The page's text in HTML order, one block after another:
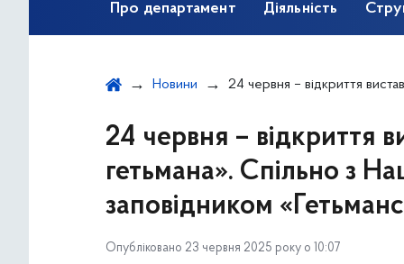
Про департамент Діяльність
Новини 24 червня – відкриття виставки «Пилип Орлик – шлях гетьмана». Спільно з Національним
24 червня – відкриття
гетьмана». Спільно з
заповідником
Опубліковано 23 червня 2025 року о 10:07